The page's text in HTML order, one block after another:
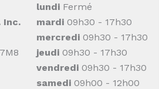
Inc.
lundi Fermé
mardi 09h30 - 17h30
mercredi 09h30 - 17h30
jeudi 09h30 - 17h30
vendredi 09h30 - 17h30
samedi 09h00 - 12h00